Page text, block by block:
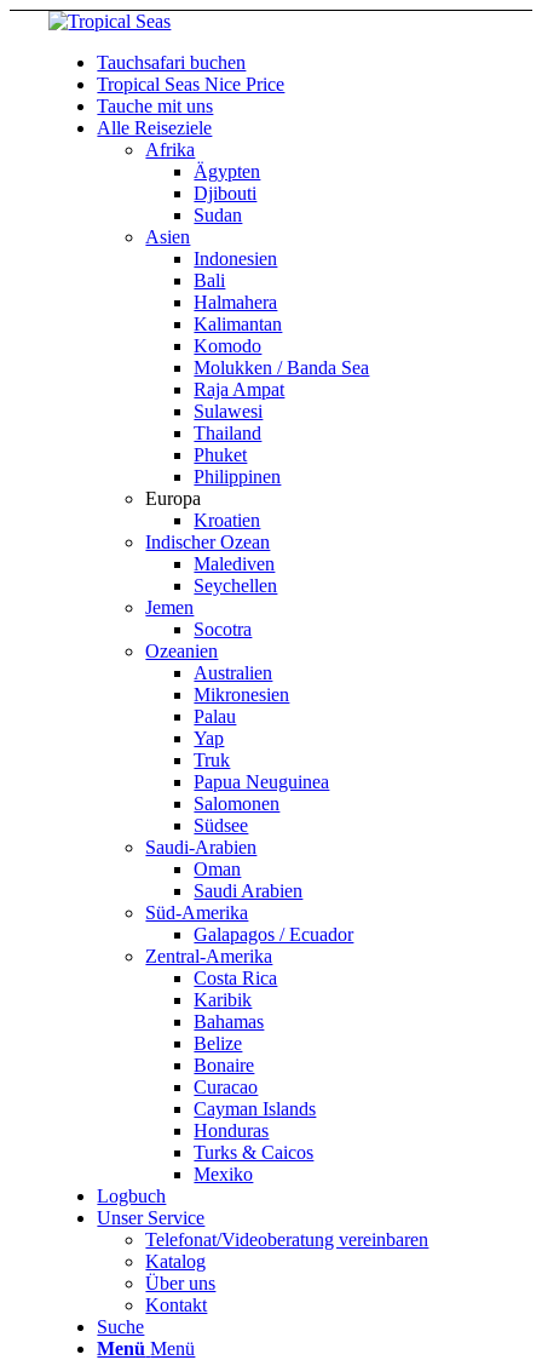
Tauchsafari buchen
Tropical Seas Nice Price
Tauche mit uns
Alle Reiseziele
Afrika
Ägypten
Djibouti
Sudan
Asien
Indonesien
Bali
Halmahera
Kalimantan
Komodo
Molukken / Banda Sea
Raja Ampat
Sulawesi
Thailand
Phuket
Philippinen
Europa
Kroatien
Indischer Ozean
Malediven
Seychellen
Jemen
Socotra
Ozeanien
Australien
Mikronesien
Palau
Yap
Truk
Papua Neuguinea
Salomonen
Südsee
Saudi-Arabien
Oman
Saudi Arabien
Süd-Amerika
Galapagos / Ecuador
Zentral-Amerika
Costa Rica
Karibik
Bahamas
Belize
Bonaire
Curacao
Cayman Islands
Honduras
Turks & Caicos
Mexiko
Logbuch
Unser Service
Telefonat/Videoberatung vereinbaren
Katalog
Über uns
Kontakt
Suche
Menü Menü